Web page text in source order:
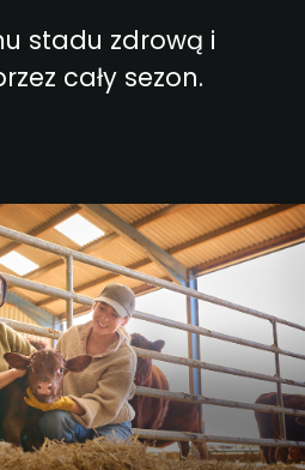
stadu zdrową i
cały sezon.